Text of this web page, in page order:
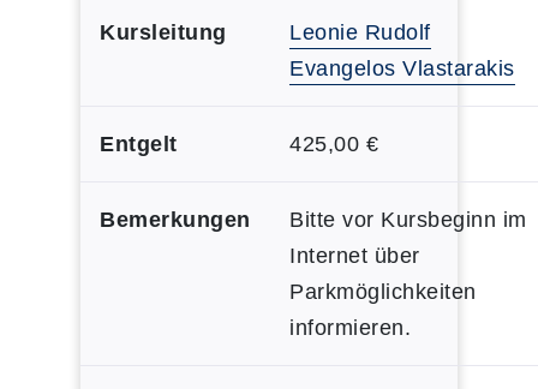
Kursleitung
Leonie Rudolf
Evangelos Vlastarakis
Entgelt 425,00 €
Bemerkungen
Bitte vor Kursbeginn im
Internet über
Parkmöglichkeiten
informieren.